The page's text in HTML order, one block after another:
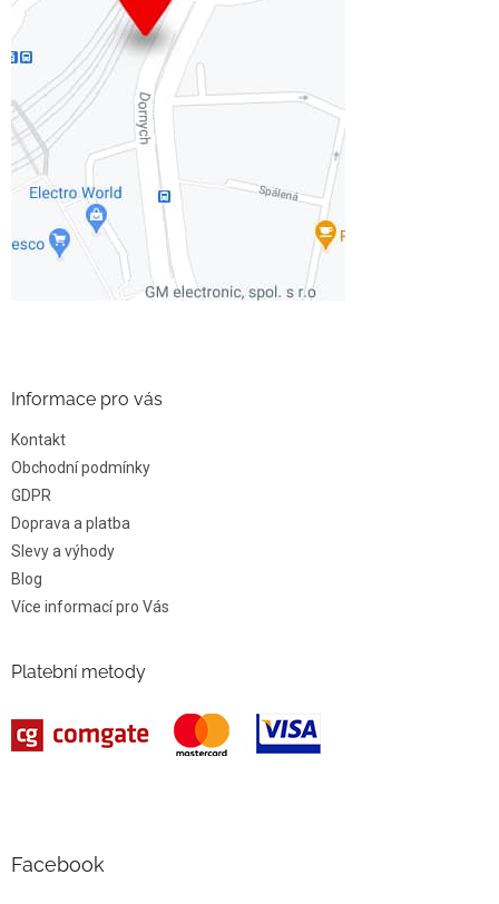
Informace pro vás
Kontakt
Obchodní podmínky
GDPR
Doprava a platba
Slevy a výhody
Blog
Více informací pro Vás
Platební metody
Facebook